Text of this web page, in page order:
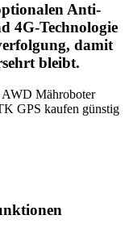
Anti-
4G-Technologie
damit
bleibt.